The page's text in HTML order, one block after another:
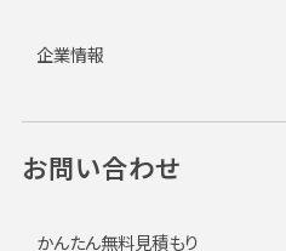
企業情報
お問い合わせ
かんたん無料見積もり